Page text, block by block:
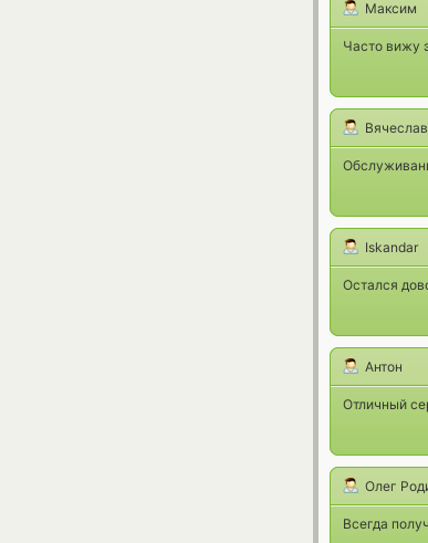
Максим
Часто вижу
Вячеслав
Iskandar
Остался
Антон
Отличный
Олег
Всегда